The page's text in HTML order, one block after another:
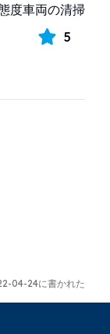
度車両の清掃
5
04-24に書かれた